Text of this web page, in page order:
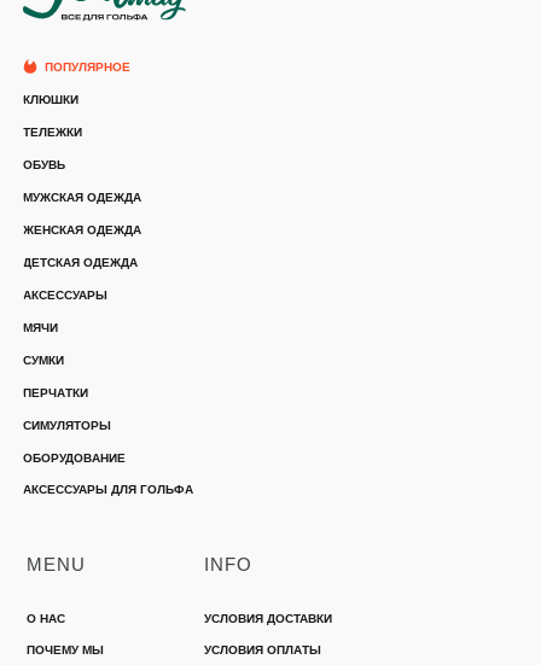
О НАС
ПОЧЕМУ МЫ
MENU
УСЛОВИЯ ДОСТАВКИ
УСЛОВИЯ ОПЛАТЫ
INFO
КЛЮШКИ
СУМКИ
ОБУВЬ
ПЕРЧАТКИ
ТЕЛЕЖКИ
АКСЕССУАРЫ ДЛЯ ГОЛЬФА
МЯЧИ
СИМУЛЯТОРЫ
ОБОРУДОВАНИЕ
МУЖСКАЯ ОДЕЖДА
ЖЕНСКАЯ ОДЕЖДА
ДЕТСКАЯ ОДЕЖДА
АКСЕССУАРЫ
ПОПУЛЯРНОЕ